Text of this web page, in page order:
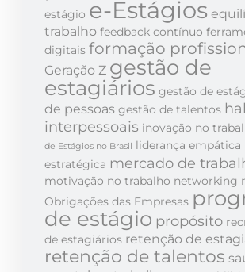
estágio e-Estágios
trabalho feedback contínuo
digitais formação
Geração Z gestão de
estagiários gestão de
de pessoas gestão de talentos
interpessoais inovação no
de Estágios no Brasil
liderança empática
estratégica mercado de
motivação no trabalho networking
Obrigações das Empresas
de estágio propósito
de estagiários retenção de
retenção de talentos